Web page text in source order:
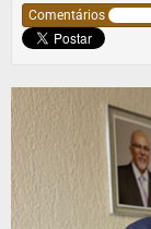
Comentários